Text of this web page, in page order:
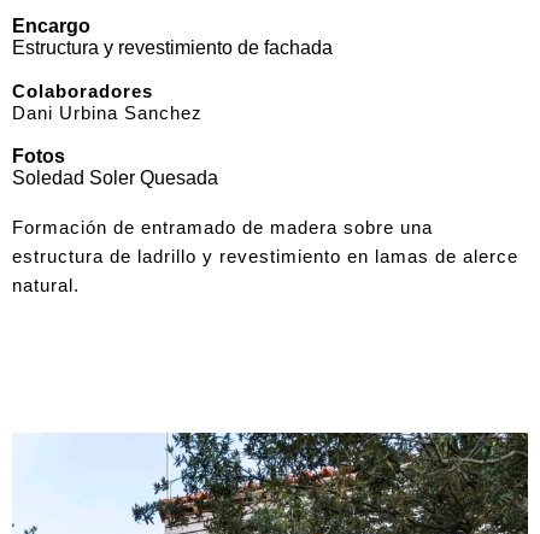
Encargo
Estructura y revestimiento de fachada
Colaboradores
Dani Urbina Sanchez
Fotos
Soledad Soler Quesada
Formación de entramado de madera sobre una
estructura de ladrillo y revestimiento en lamas de alerce
natural.